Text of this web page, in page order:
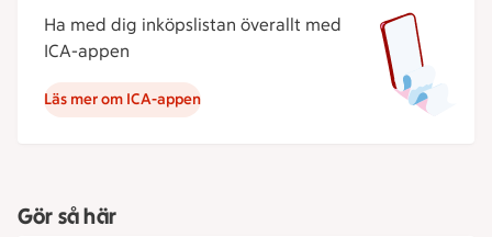
Ha med dig inköpslistan överallt med
ICA-appen
Läs mer om ICA-appen
Gör så här